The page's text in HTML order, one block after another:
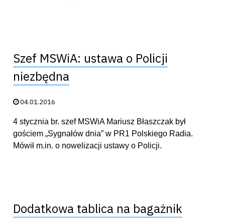
Szef MSWiA: ustawa o Policji
niezbędna
Data publikacji:
04.01.2016
4 stycznia br. szef MSWiA Mariusz Błaszczak był
gościem „Sygnałów dnia” w PR1 Polskiego Radia.
Mówił m.in. o nowelizacji ustawy o Policji.
Dodatkowa tablica na bagażnik